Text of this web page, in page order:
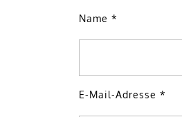
Name *
E-Mail-Adresse *